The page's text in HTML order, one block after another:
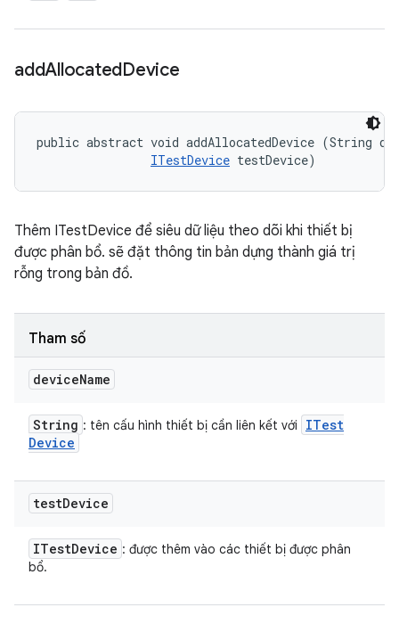
addAllocatedDevice
public abstract void addAllocatedDevice (String
ITestDevice testDevice)
Thêm ITestDevice để siêu dữ liệu theo dõi khi thiết bị
được phân bổ. sẽ đặt thông tin bản dựng thành giá trị
rỗng trong bản đồ.
Tham số
deviceName
String : tên cấu hình thiết bị cần liên kết với
ITest
Device
testDevice
ITestDevice : được thêm vào các thiết bị được phân
bổ.